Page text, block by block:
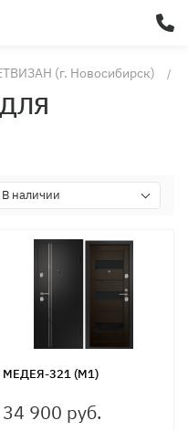
(г. Новосибирск)
В наличии
МЕДЕЯ-321 (М1)
34 900 руб.